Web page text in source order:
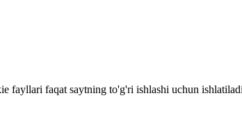
faqat saytning to'g'ri ishlashi uchun